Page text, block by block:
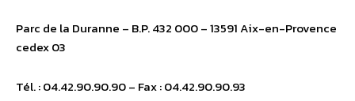
Parc de la Duranne – B.P. 432 000 – 13591 Aix-en-Provence
cedex 03
Tél. : 04.42.90.90.90 – Fax : 04.42.90.90.93